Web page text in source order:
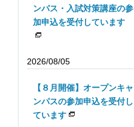
ンパス・入試対策講座の参
加申込を受付しています
2026/08/05
【８月開催】オープンキャ
ンパスの参加申込を受付し
ています